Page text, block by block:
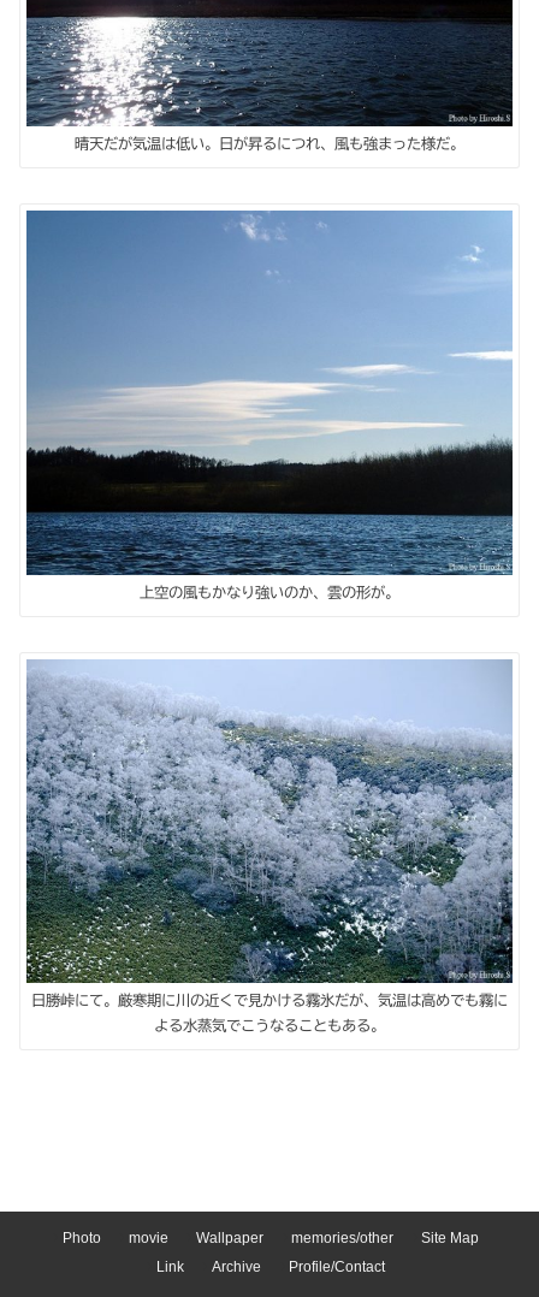
晴天だが気温は低い。日が昇るにつれ、風も強まった様だ。
上空の風もかなり強いのか、雲の形が。
日勝峠にて。厳寒期に川の近くで見かける霧氷だが、気温は高めでも霧に
よる水蒸気でこうなることもある。
Photo movie Wallpaper memories/other
Site Map
Link
Archive Profile/Contact